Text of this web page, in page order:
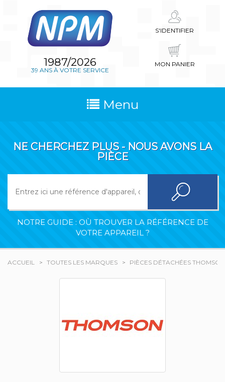
1987/2026
39 ANS À VOTRE SERVICE
S'IDENTIFIER
MON PANIER
Menu
NE CHERCHEZ PLUS - NOUS AVONS LA
PIÈCE
NOTRE GUIDE : OÙ TROUVER LA RÉFÉRENCE DE
VOTRE APPAREIL ?
ACCUEIL TOUTES LES MARQUES PIÈCES DÉTACHÉES THOMSON